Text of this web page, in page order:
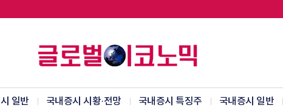
일반 국내증시 시황·전망 국내증시 특징주 국내증시 일반